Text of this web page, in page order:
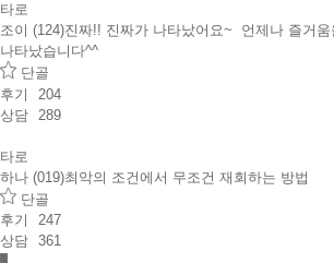
타로
조이 (124)진짜!! 진짜가 나타났어요~ 언제나 즐거
나타났습니다^^
단골
후기
204
상담
289
타로
하나 (019)최악의 조건에서 무조건 재회하는 방법
단골
후기
247
상담 361